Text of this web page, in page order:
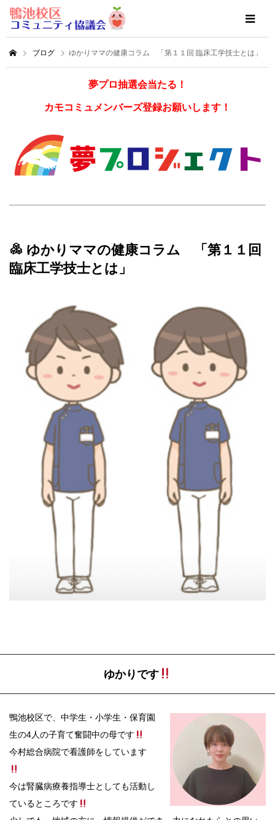
ブログ ゆかりママの健康コラム 「第１１回 臨床工学技士とは」
夢プロ抽選会当たる！
カモコミュメンバーズ登録お願いします！
ゆかりママの健康コラム 「第１１回
臨床工学技士とは」
ゆかりです
鴨池校区で、中学生・小学生・保育園
生の4人の子育て奮闘中の母です
今村総合病院で看護師をしています
今は腎臓病療養指導士としても活動し
ているところです